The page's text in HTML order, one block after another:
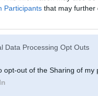
Participants that may further
Data Processing Opt Outs
opt-out of the Sharing of my
Vel ari isti
labam procentam
M52B28TU
1)2 vanosi 2x
2)jaunaks EWS
3)problemas ar
Ieguvumi ?